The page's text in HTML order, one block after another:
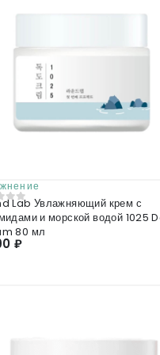
51, Helianthus
(cocoa) Seed Extract,
Acid, Schisandra
Tocophe
Lab Увлажняющий крем с
и морской водой 1025
80 мл
₽